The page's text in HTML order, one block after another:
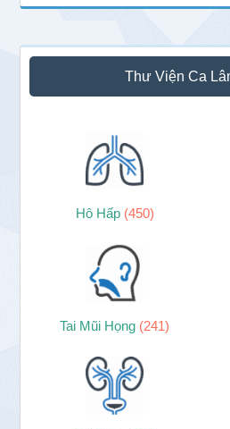
Thư Viện Ca
Hô Hấp (450)
Tai Mũi Họng (241)